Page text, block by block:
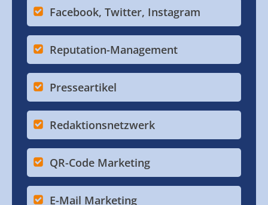
Facebook, Twitter, Instagram
Reputation-Management
Presseartikel
Redaktionsnetzwerk
QR-Code Marketing
E-Mail Marketing